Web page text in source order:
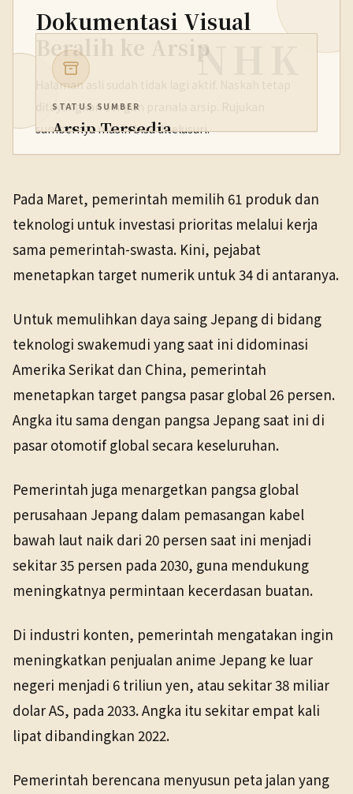
Dokumentasi Visual
Beralih ke Arsip
Halaman asli sudah tidak lagi aktif. Naskah tetap
ditayangkan dengan pranala arsip. Rujukan
sumbernya masih bisa ditelusuri.
NHK
STATUS SUMBER
Arsip Tersedia
TANGGAL SUMBER
16 Apr 2026
Pranala sumber asli tidak lagi tersedia. Versi arsip
Pada Maret, pemerintah memilih 61 produk dan
teknologi untuk investasi prioritas melalui kerja
sama pemerintah-swasta. Kini, pejabat
menetapkan target numerik untuk 34 di antaranya.
Untuk memulihkan daya saing Jepang di bidang
teknologi swakemudi yang saat ini didominasi
Amerika Serikat dan China, pemerintah
menetapkan target pangsa pasar global 26 persen.
Angka itu sama dengan pangsa Jepang saat ini di
pasar otomotif global secara keseluruhan.
Pemerintah juga menargetkan pangsa global
perusahaan Jepang dalam pemasangan kabel
bawah laut naik dari 20 persen saat ini menjadi
sekitar 35 persen pada 2030, guna mendukung
meningkatnya permintaan kecerdasan buatan.
Di industri konten, pemerintah mengatakan ingin
meningkatkan penjualan anime Jepang ke luar
negeri menjadi 6 triliun yen, atau sekitar 38 miliar
dolar AS, pada 2033. Angka itu sekitar empat kali
lipat dibandingkan 2022.
Pemerintah berencana menyusun peta jalan yang